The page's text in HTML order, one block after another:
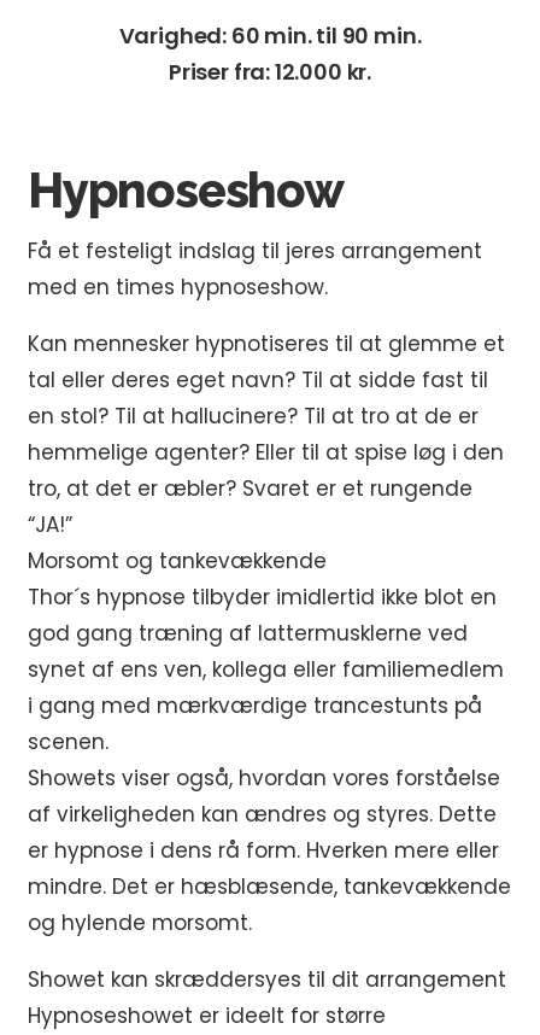
Varighed: 60 min. til 90 min.
Priser fra: 12.000 kr.
Hypnoseshow
Få et festeligt indslag til jeres arrangement
med en times hypnoseshow.
Kan mennesker hypnotiseres til at glemme et
tal eller deres eget navn? Til at sidde fast til
en stol? Til at hallucinere? Til at tro at de er
hemmelige agenter? Eller til at spise løg i den
tro, at det er æbler? Svaret er et rungende
“JA!”
Morsomt og tankevækkende
Thor´s hypnose tilbyder imidlertid ikke blot en
god gang træning af lattermusklerne ved
synet af ens ven, kollega eller familiemedlem
i gang med mærkværdige trancestunts på
scenen.
Showets viser også, hvordan vores forståelse
af virkeligheden kan ændres og styres. Dette
er hypnose i dens rå form. Hverken mere eller
mindre. Det er hæsblæsende, tankevækkende
og hylende morsomt.
Showet kan skræddersyes til dit arrangement
Hypnoseshowet er ideelt for større